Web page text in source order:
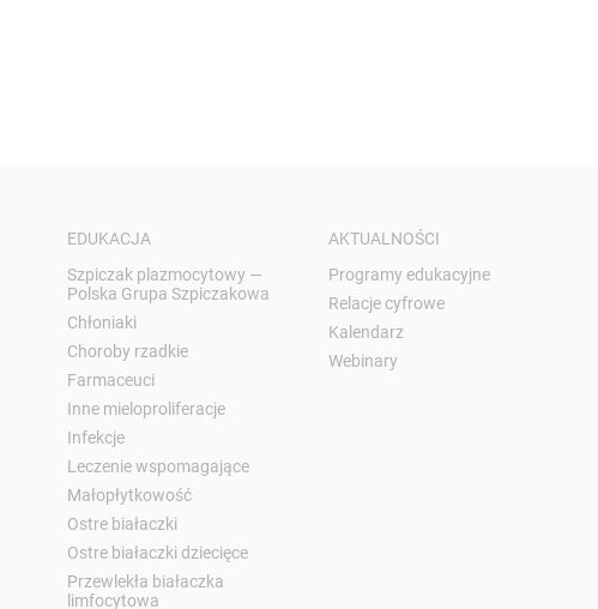
EDUKACJA
Szpiczak plazmocytowy —
Polska Grupa Szpiczakowa
Chłoniaki
Choroby rzadkie
Farmaceuci
Inne mieloproliferacje
Infekcje
Leczenie wspomagające
Małopłytkowość
Ostre białaczki
Ostre białaczki dziecięce
Przewlekła białaczka
limfocytowa
AKTUALNOŚCI
Programy edukacyjne
Relacje cyfrowe
Kalendarz
Webinary